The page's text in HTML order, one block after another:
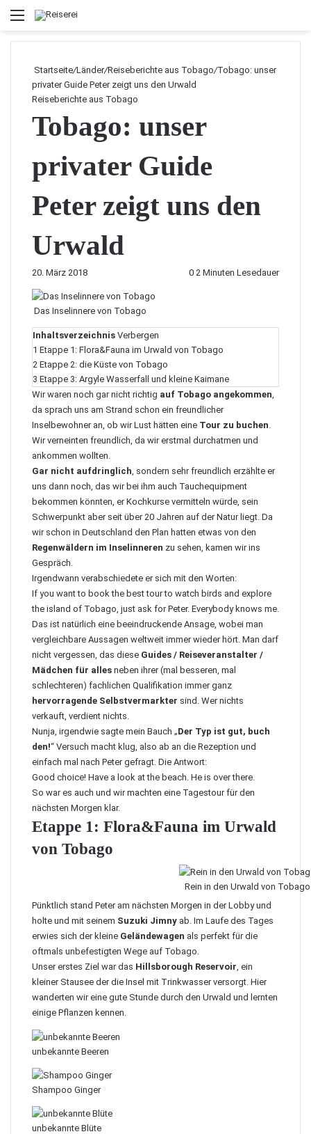
Menü
Startseite/Länder/Reiseberichte aus Tobago/Tobago: unser
privater Guide Peter zeigt uns den Urwald
Reiseberichte aus Tobago
Tobago: unser
privater Guide
Peter zeigt uns den
Urwald
20. März 2018 0 2 Minuten Lesedauer
Das Inselinnere von Tobago
Inhaltsverzeichnis Verbergen
1 Etappe 1: Flora&Fauna im Urwald von Tobago
2 Etappe 2: die Küste von Tobago
3 Etappe 3: Argyle Wasserfall und kleine Kaimane
Wir waren noch gar nicht richtig auf Tobago angekommen,
da sprach uns am Strand schon ein freundlicher
Inselbewohner an, ob wir Lust hätten eine Tour zu buchen.
Wir verneinten freundlich, da wir erstmal durchatmen und
ankommen wollten.
Gar nicht aufdringlich, sondern sehr freundlich erzählte er
uns dann noch, das wir bei ihm auch Tauchequipment
bekommen könnten, er Kochkurse vermitteln würde, sein
Schwerpunkt aber seit über 20 Jahren auf der Natur liegt. Da
wir schon in Deutschland den Plan hatten etwas von den
Regenwäldern im Inselinneren zu sehen, kamen wir ins
Gespräch.
Irgendwann verabschiedete er sich mit den Worten:
If you want to book the best tour to watch birds and explore
the island of Tobago, just ask forPeter. Everybody knows me.
Das ist natürlich eine beeindruckende Ansage, wobei man
vergleichbare Aussagen weltweit immer wieder hört. Man darf
nicht vergessen, das diese Guides / Reiseveranstalter /
Mädchen für alles neben ihrer (mal besseren, mal
schlechteren) fachlichen Qualifikation immer ganz
hervorragende Selbstvermarkter sind. Wer nichts
verkauft, verdient nichts.
Nunja, irgendwie sagte mein Bauch „Der Typ ist gut, buch
den!“ Versuch macht klug, also ab an die Rezeption und
einfach mal nach Peter gefragt. Die Antwort:
Good choice! Have a look at the beach. He is over there.
So war es auch und wir machten eine Tagestour für den
nächsten Morgen klar.
Etappe 1: Flora&Fauna im Urwald
von Tobago
Rein in den Urwald von Tobago
Pünktlich stand Peter am nächsten Morgen in der Lobby und
holte und mit seinem Suzuki Jimny ab. Im Laufe des Tages
erwies sich der kleine Geländewagen als perfekt für die
oftmals unbefestigten Wege auf Tobago.
Unser erstes Ziel war das Hillsborough Reservoir, ein
kleiner Stausee der die Insel mit Trinkwasser versorgt. Hier
wanderten wir eine gute Stunde durch den Urwald und lernten
einige Pflanzen kennen.
unbekannte Beeren
Shampoo Ginger
unbekannte Blüte